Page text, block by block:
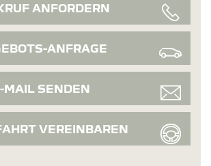
ANFORDERN
ANFRAGE
MAIL SENDEN
VEREINBAREN